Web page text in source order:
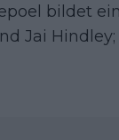
bildet
Jai